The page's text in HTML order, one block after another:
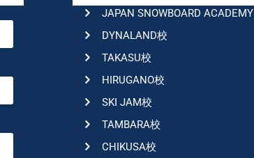
JAPAN SNOWBOARD ACADEMY
DYNALAND校
TAKASU校
HIRUGANO校
SKI JAM校
TAMBARA校
CHIKUSA校